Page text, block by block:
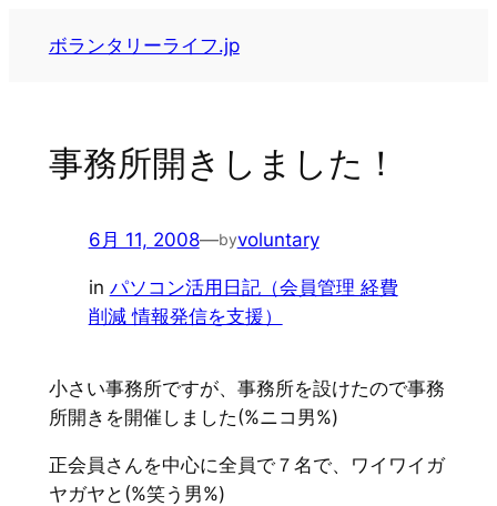
ボランタリーライフ.jp
事務所開きしました！
6月 11, 2008—byvoluntary
in パソコン活用日記（会員管理 経費
削減 情報発信を支援）
小さい事務所ですが、事務所を設けたので事務
所開きを開催しました(%ニコ男%)
正会員さんを中心に全員で７名で、ワイワイガ
ヤガヤと(%笑う男%)